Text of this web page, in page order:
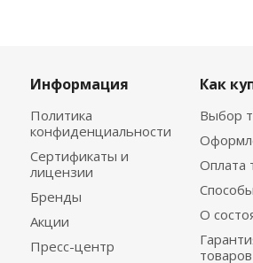
Информация
Политика
конфиденциальности
Сертификаты и
лицензии
Бренды
Акции
Пресс-центр
Как
Выбор
Оплата
О
товаров